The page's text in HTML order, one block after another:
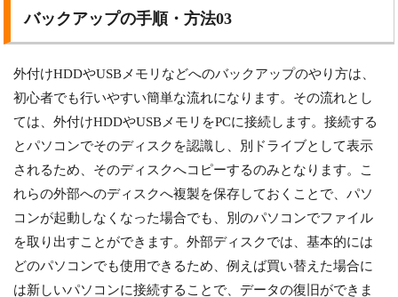
バックアップの手順・方法03
外付けHDDやUSBメモリなどへのバックアップのやり方は、
初心者でも行いやすい簡単な流れになります。その流れとし
ては、外付けHDDやUSBメモリをPCに接続します。接続する
とパソコンでそのディスクを認識し、別ドライブとして表示
されるため、そのディスクへコピーするのみとなります。こ
れらの外部へのディスクへ複製を保存しておくことで、パソ
コンが起動しなくなった場合でも、別のパソコンでファイル
を取り出すことができます。外部ディスクでは、基本的には
どのパソコンでも使用できるため、例えば買い替えた場合に
は新しいパソコンに接続することで、データの復旧ができま